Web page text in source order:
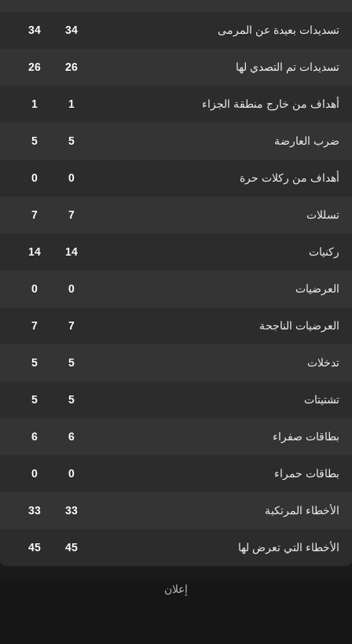
تسديدات بعيدة عن المرمى 34
34
تسديدات تم التصدي لها 26
26
أهداف من خارج منطقة الجزاء 1
1
ضرب العارضة 5
5
أهداف من ركلات حرة 0
0
تسللات 7
7
ركنيات 14
14
العرضيات 0
0
العرضيات الناجحة 7
7
تدخلات 5
5
تشتيتات 5
5
بطاقات صفراء 6
6
بطاقات حمراء 0
0
الأخطاء المرتكبة 33
33
الأخطاء التي تعرض لها 45
45